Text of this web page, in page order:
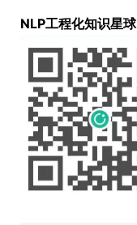
NLP工程化知识星球